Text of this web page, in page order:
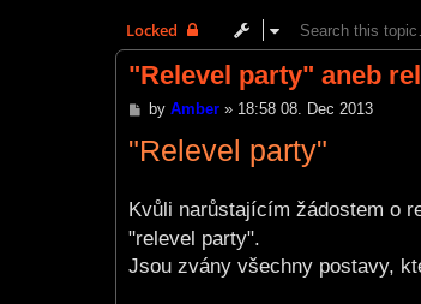
Locked
"Relevel party" aneb
P
s
t
by Amber» 18:58 08. Dec 2013
"Relevel party"
Kvůli narůstajícím žádostem o
"relevel party".
Jsou zvány všechny postavy,